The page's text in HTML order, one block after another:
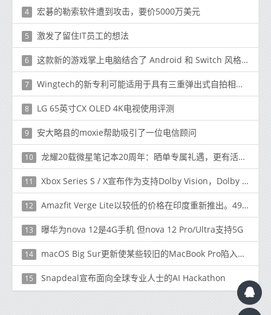
4 宏碁的勒索软件遭到攻击，要价5000万美元
5 激发了留住IT员工的想法
6 这款新的游戏掌上电脑结合了 Android 和 Switch 风格的设计
7 Wingtech的新专利可能适用于具有三重弹出式自拍相机的小米设备
8 LG 65英寸CX OLED 4K电视使用评测
9 安大略县的moxie帮助吸引了一位电信顾问
10 龙耀20载微星笔记本20周年：晒单专属礼遇，更有活动赢神影16游戏本！
11 Xbox Series S / X宣布作为支持Dolby Vision，Dolby Atmos的第一款游戏机
12 Amazfit Verge Lite以较低的价格在印度重新推出。4999（〜$ 66）
13 曝华为nova 12是4G手机 但nova 12 Pro/Ultra支持5G
14 macOS Big Sur更新使某些较旧的MacBook Pro陷入僵局
15 Snapdeal宣布面向全球专业人士的AI Hackathon